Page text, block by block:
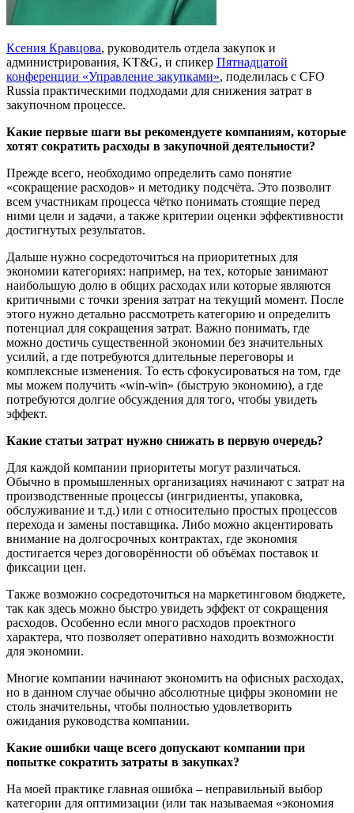
Ксения Кравцова, руководитель отдела закупок и
администрирования, KT&G, и спикер Пятнадцатой
конференции «Управление закупками», поделилась с CFO
Russia практическими подходами для снижения затрат в
закупочном процессе.
Какие первые шаги вы рекомендуете компаниям, которые
хотят сократить расходы в закупочной деятельности?
Прежде всего, необходимо определить само понятие
«сокращение расходов» и методику подсчёта. Это позволит
всем участникам процесса чётко понимать стоящие перед
ними цели и задачи, а также критерии оценки эффективности
достигнутых результатов.
Дальше нужно сосредоточиться на приоритетных для
экономии категориях: например, на тех, которые занимают
наибольшую долю в общих расходах или которые являются
критичными с точки зрения затрат на текущий момент. После
этого нужно детально рассмотреть категорию и определить
потенциал для сокращения затрат. Важно понимать, где
можно достичь существенной экономии без значительных
усилий, а где потребуются длительные переговоры и
комплексные изменения. То есть сфокусироваться на том, где
мы можем получить «win-win» (быструю экономию), а где
потребуются долгие обсуждения для того, чтобы увидеть
эффект.
Какие статьи затрат нужно снижать в первую очередь?
Для каждой компании приоритеты могут различаться.
Обычно в промышленных организациях начинают с затрат на
производственные процессы (ингридиенты, упаковка,
обслуживание и т.д.) или с относительно простых процессов
перехода и замены поставщика. Либо можно акцентировать
внимание на долгосрочных контрактах, где экономия
достигается через договорённости об объёмах поставок и
фиксации цен.
Также возможно сосредоточиться на маркетинговом бюджете,
так как здесь можно быстро увидеть эффект от сокращения
расходов. Особенно если много расходов проектного
характера, что позволяет оперативно находить возможности
для экономии.
Многие компании начинают экономить на офисных расходах,
но в данном случае обычно абсолютные цифры экономии не
столь значительны, чтобы полностью удовлетворить
ожидания руководства компании.
Какие ошибки чаще всего допускают компании при
попытке сократить затраты в закупках?
На моей практике главная ошибка – неправильный выбор
категории для оптимизации (или так называемая «экономия